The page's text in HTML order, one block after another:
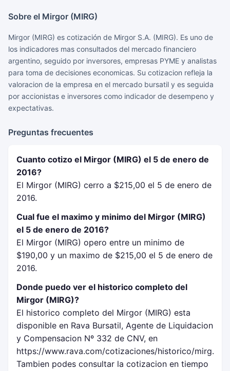
Sobre el Mirgor (MIRG)
Mirgor (MIRG) es cotización de Mirgor S.A. (MIRG). Es uno de
los indicadores mas consultados del mercado financiero
argentino, seguido por inversores, empresas PYME y analistas
para toma de decisiones economicas. Su cotizacion refleja la
valoracion de la empresa en el mercado bursatil y es seguida
por accionistas e inversores como indicador de desempeno y
expectativas.
Preguntas frecuentes
Cuanto cotizo el Mirgor (MIRG) el 5 de enero de
2016?
El Mirgor (MIRG) cerro a $215,00 el 5 de enero de
2016.
Cual fue el maximo y minimo del Mirgor (MIRG)
el 5 de enero de 2016?
El Mirgor (MIRG) opero entre un minimo de
$190,00 y un maximo de $215,00 el 5 de enero de
2016.
Donde puedo ver el historico completo del
Mirgor (MIRG)?
El historico completo del Mirgor (MIRG) esta
disponible en Rava Bursatil, Agente de Liquidacion
y Compensacion Nº 332 de CNV, en
https://www.rava.com/cotizaciones/historico/mirg.
Tambien podes consultar la cotizacion en tiempo